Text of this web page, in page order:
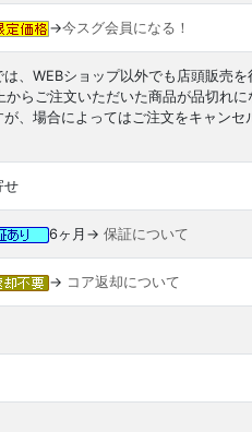
→今スグ会員になる！
は、WEBショップ以外でも店頭販売
からご注文いただいた商品が品切れ
が、場合によってはご注文をキャン
せ
6ヶ月→ 保証について
→ コア返却について